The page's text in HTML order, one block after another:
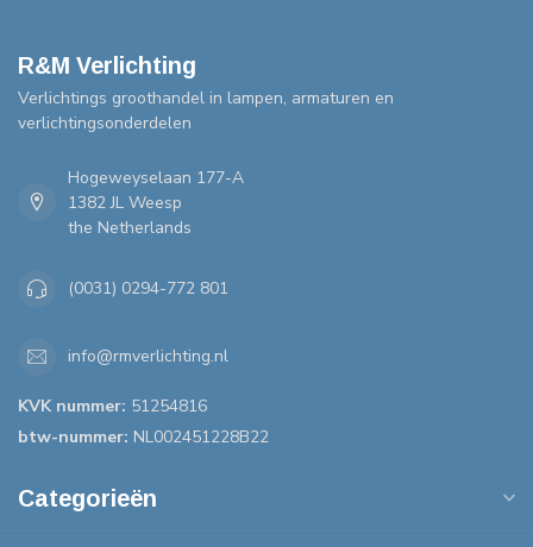
R&M Verlichting
Verlichtings groothandel in lampen, armaturen en
verlichtingsonderdelen
Hogeweyselaan 177-A
1382 JL Weesp
the Netherlands
(0031) 0294-772 801
info@rmverlichting.nl
KVK nummer: 51254816
btw-nummer: NL002451228B22
Categorieën